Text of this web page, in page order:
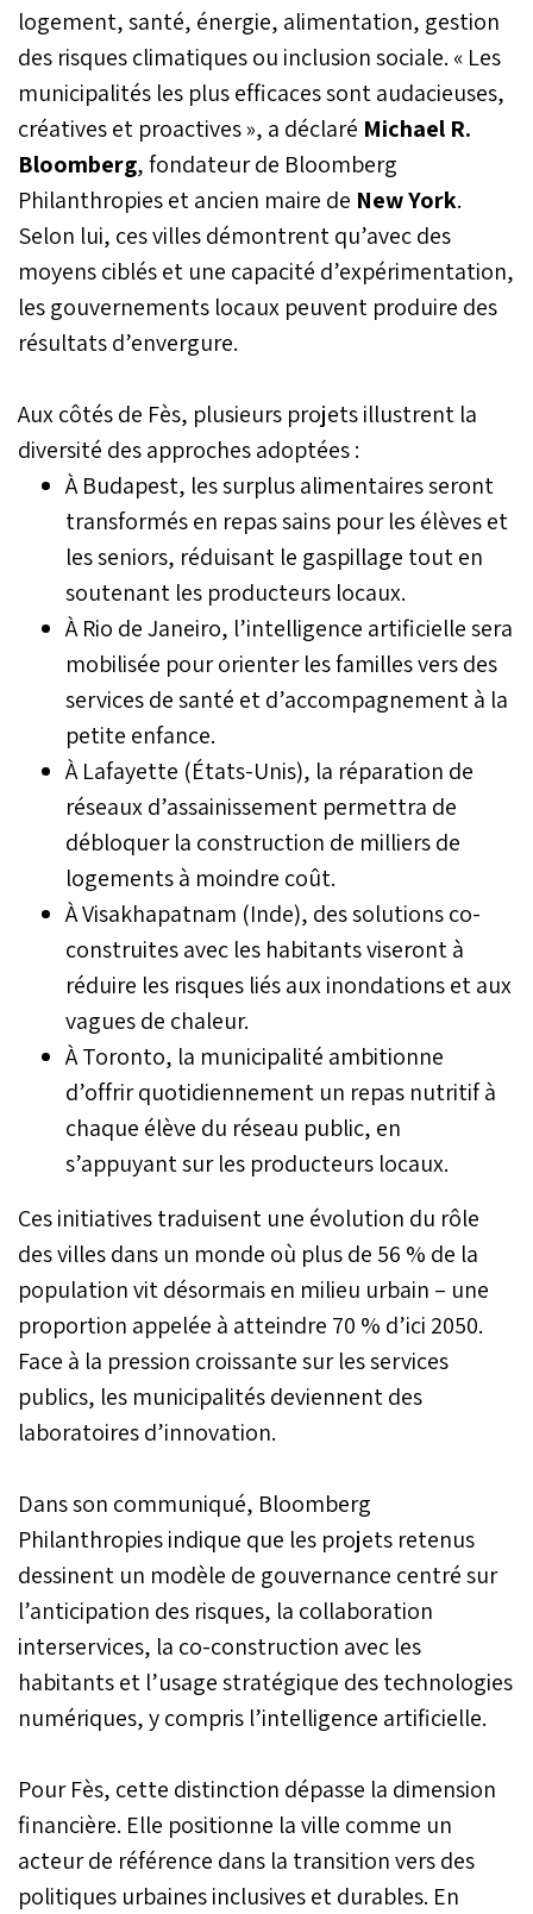
logement, santé, énergie, alimentation, gestion
des risques climatiques ou inclusion sociale. « Les
municipalités les plus efficaces sont audacieuses,
créatives et proactives », a déclaré Michael R.
Bloomberg, fondateur de Bloomberg
Philanthropies et ancien maire de New York.
Selon lui, ces villes démontrent qu’avec des
moyens ciblés et une capacité d’expérimentation,
les gouvernements locaux peuvent produire des
résultats d’envergure.
Aux côtés de Fès, plusieurs projets illustrent la
diversité des approches adoptées :
À Budapest, les surplus alimentaires seront
transformés en repas sains pour les élèves et
les seniors, réduisant le gaspillage tout en
soutenant les producteurs locaux.
À Rio de Janeiro, l’intelligence artificielle sera
mobilisée pour orienter les familles vers des
services de santé et d’accompagnement à la
petite enfance.
À Lafayette (États-Unis), la réparation de
réseaux d’assainissement permettra de
débloquer la construction de milliers de
logements à moindre coût.
À Visakhapatnam (Inde), des solutions co-
construites avec les habitants viseront à
réduire les risques liés aux inondations et aux
vagues de chaleur.
À Toronto, la municipalité ambitionne
d’offrir quotidiennement un repas nutritif à
chaque élève du réseau public, en
s’appuyant sur les producteurs locaux.
Ces initiatives traduisent une évolution du rôle
des villes dans un monde où plus de 56 % de la
population vit désormais en milieu urbain – une
proportion appelée à atteindre 70 % d’ici 2050.
Face à la pression croissante sur les services
publics, les municipalités deviennent des
laboratoires d’innovation.
Dans son communiqué, Bloomberg
Philanthropies indique que les projets retenus
dessinent un modèle de gouvernance centré sur
l’anticipation des risques, la collaboration
interservices, la co-construction avec les
habitants et l’usage stratégique des technologies
numériques, y compris l’intelligence artificielle.
Pour Fès, cette distinction dépasse la dimension
financière. Elle positionne la ville comme un
acteur de référence dans la transition vers des
politiques urbaines inclusives et durables. En